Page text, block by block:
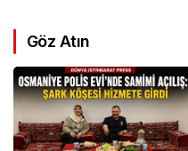
Göz Atın